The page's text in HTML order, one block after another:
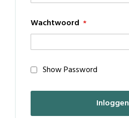
Wachtwoord
Show Password
Inloggen